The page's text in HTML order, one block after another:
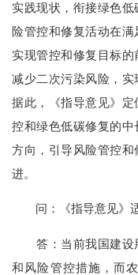
实践现状，衔接绿色
险管控和修复活动在
实现管控和修复目标的
减少二次污染风险，实
据此，《指导意见》
控和绿色低碳修复的
方向，引导风险管控
进。
问：《指导意见》适
答：当前我国建设
和风险管控措施，而